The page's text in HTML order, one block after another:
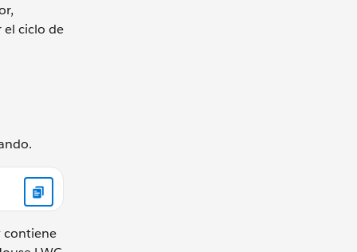
el ciclo de
contiene